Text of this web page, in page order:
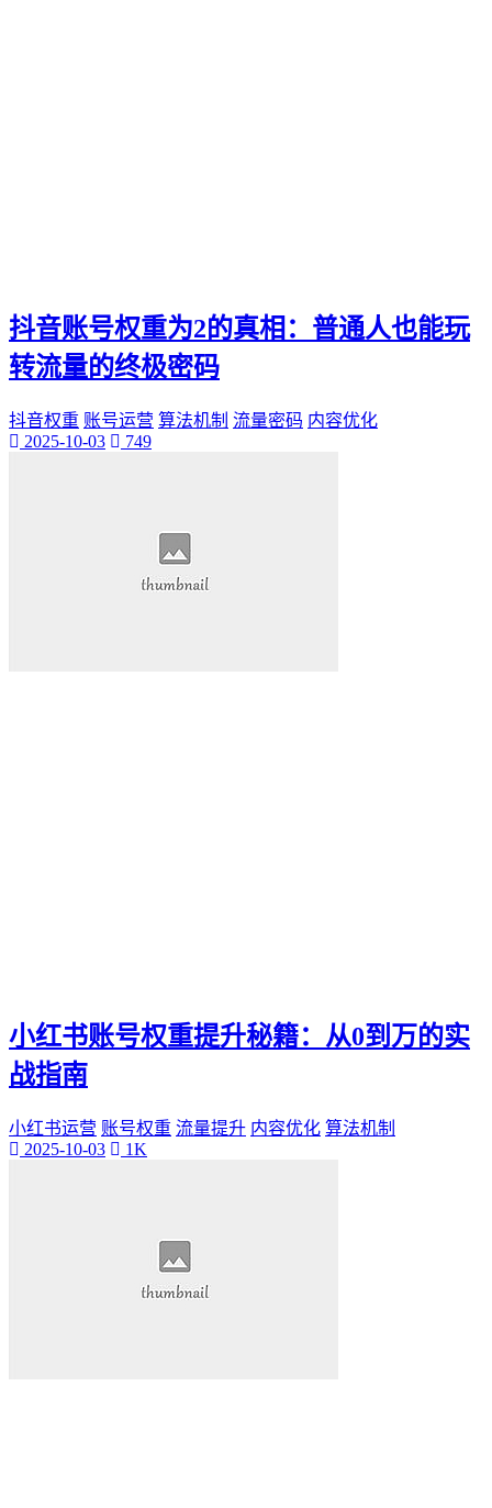
抖音账号权重为2的真相：普通人也能玩
转流量的终极密码
抖音权重 账号运营 算法机制 流量密码 内容优化
2025-10-03
749
小红书账号权重提升秘籍：从0到万的实
战指南
小红书运营 账号权重 流量提升 内容优化 算法机制
2025-10-03
1K